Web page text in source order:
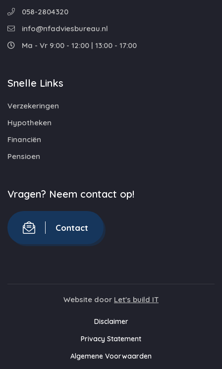
058-2804320
info@nfadviesbureau.nl
Ma - Vr 9:00 - 12:00 | 13:00 - 17:00
Snelle Links
Verzekeringen
Hypotheken
Financiën
Pensioen
Vragen? Neem contact op!
Contact
Website door Let's build IT
Disclaimer
Privacy Statement
Algemene Voorwaarden